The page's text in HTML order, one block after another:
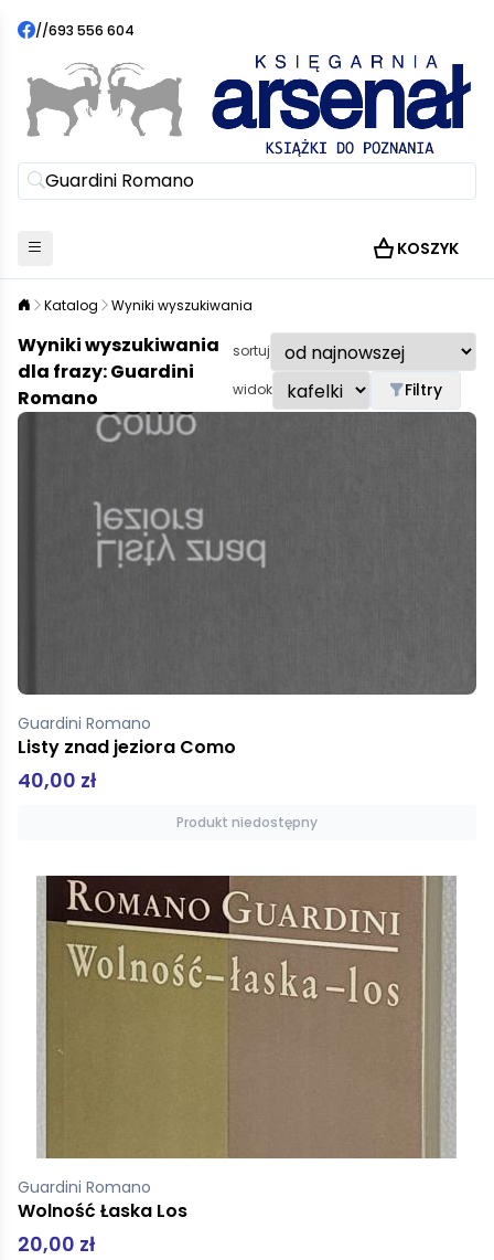
//693 556 604
KOSZYK
Katalog Wyniki wyszukiwania
Wyniki wyszukiwania
dla frazy: Guardini
Romano
sortuj
widok Filtry
Guardini Romano
Listy znad jeziora Como
40,00 zł
Produkt niedostępny
Guardini Romano
Wolność Łaska Los
20,00 zł